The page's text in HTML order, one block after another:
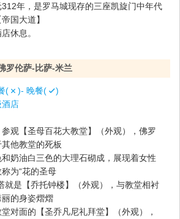
年，是罗马城现存的三座凯旋门中年代
国大道】
休息。
罗伦萨-比萨-米兰
( )- 晚餐(
)
酒店
观【圣母百花大教堂】（外观），佛罗
他教堂的死板
和奶油白三色的大理石砌成，展现着女性
为“花的圣母
就是【乔托钟楼】（外观），与教堂相衬
的身姿熠熠
对面的【圣乔凡尼礼拜堂】（外观），